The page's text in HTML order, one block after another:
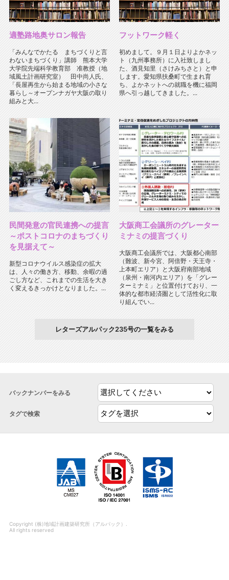
適塾路地奥サロン報告
「みんなでかたる まちづくりと言
わないまちづくり」講師 熊本大学
大学院先端科学教育部 准教授（地
域風土計画研究室） 田中尚人氏、
「長屋再生から始まる地域の小さな
暮らし～オープンナガヤ大阪の取り
組みと大...
フットワーク軽く
初めまして。９月１日よりよかネッ
ト（九州事務所）に入社致しまし
た、酒見知里（さけみちさと）と申
します。愛知県扶桑町で生まれ育
ち、よかネットへの就職を機に福岡
県へ引っ越してきました。...
民間発意の官民連携への提言
～ポストコロナのまちづくり
を見据えて～
新型コロナウイルス感染症の拡大
は、人々の働き方、移動、余暇の過
ごし方など、これまでの生活を大き
く変えるきっかけとなりました。...
大阪商工会議所のグレーター
ミナミの提言づくり
大阪商工会議所では、大阪都心南部
（難波、新今宮、阿倍野・天王寺・
上本町エリア）と大阪府南部地域
（泉州・南河内エリア）を「グレー
ターミナミ」と位置付けており、一
体的な都市経済圏として活性化に取
り組んでい...
レターズアルパック235号の一覧をみる
バックナンバーをみる
タグで検索
Copyright (株)地域計画建築研究所（アルパック）.
All rights reserved